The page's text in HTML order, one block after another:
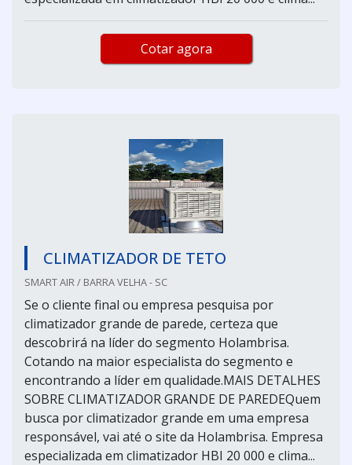
Cotar agora
CLIMATIZADOR DE TETO
SMART AIR / BARRA VELHA - SC
Se o cliente final ou empresa pesquisa por
climatizador grande de parede, certeza que
descobrirá na líder do segmento Holambrisa.
Cotando na maior especialista do segmento e
encontrando a líder em qualidade.MAIS DETALHES
SOBRE CLIMATIZADOR GRANDE DE PAREDEQuem
busca por climatizador grande em uma empresa
responsável, vai até o site da Holambrisa. Empresa
especializada em climatizador HBI 20 000 e clima...